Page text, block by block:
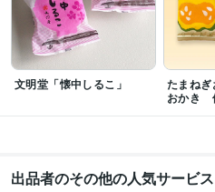
文明堂「懐中しるこ」
たまね
おかき
出品者のその他の人気サービス